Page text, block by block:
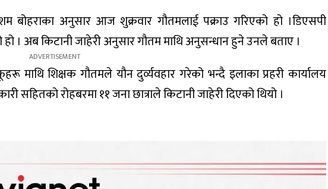
बोहराका अनुसार आज शुक्रवार गौतमलाई पक्राउ गरिएको हो ।डिएसपी
। अब किटानी जाहेरी अनुसार गौतम माथि अनुसन्धान हुने उनले बताए ।
माथि शिक्षक गौतमले यौन दुर्व्यवहार गरेको भन्दै इलाका प्रहरी कार्यालय
सहितको रोहबरमा ११ जना छात्राले किटानी जाहेरी दिएको थियो ।